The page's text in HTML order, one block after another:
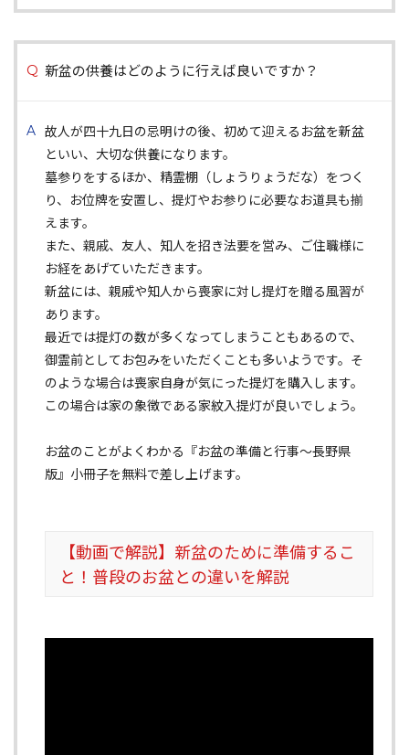
新盆の供養はどのように行えば良いですか？
故人が四十九日の忌明けの後、初めて迎えるお盆を新盆
といい、大切な供養になります。
墓参りをするほか、精霊棚（しょうりょうだな）をつく
り、お位牌を安置し、提灯やお参りに必要なお道具も揃
えます。
また、親戚、友人、知人を招き法要を営み、ご住職様に
お経をあげていただきます。
新盆には、親戚や知人から喪家に対し提灯を贈る風習が
あります。
最近では提灯の数が多くなってしまうこともあるので、
御霊前としてお包みをいただくことも多いようです。そ
のような場合は喪家自身が気にった提灯を購入します。
この場合は家の象徴である家紋入提灯が良いでしょう。
お盆のことがよくわかる『お盆の準備と行事〜長野県
版』小冊子を無料で差し上げます。
【動画で解説】新盆のために準備するこ
と！普段のお盆との違いを解説